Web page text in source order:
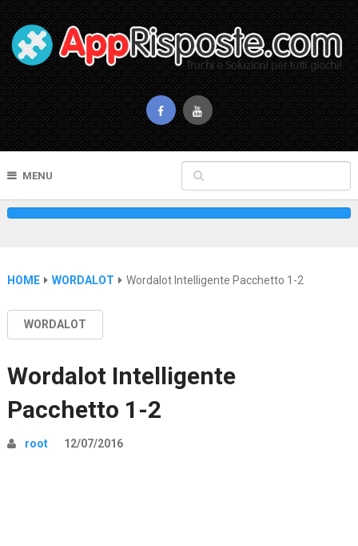
MENU
HOME WORDALOT Wordalot Intelligente Pacchetto 1-2
WORDALOT
Wordalot Intelligente
Pacchetto 1-2
root 12/07/2016